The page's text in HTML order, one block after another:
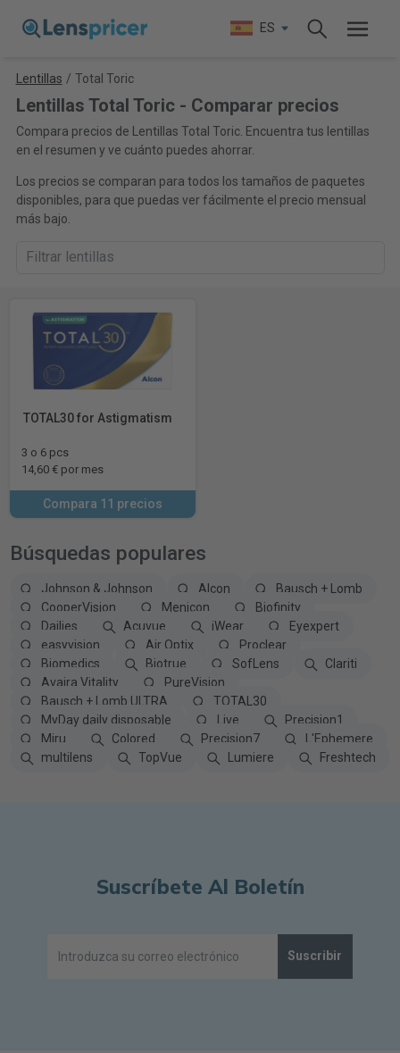
ES
Lentillas / Total Toric
Lentillas Total Toric - Comparar precios
Compara precios de Lentillas Total Toric. Encuentra tus lentillas
en el resumen y ve cuánto puedes ahorrar.
Los precios se comparan para todos los tamaños de paquetes
disponibles, para que puedas ver fácilmente el precio mensual
más bajo.
TOTAL30 for Astigmatism
3 o 6 pcs
14,60 € por mes
Compara 11 precios
Búsquedas populares
Johnson & Johnson Alcon
Bausch + Lomb
CooperVision
Menicon
Biofinity
Dailies
Acuvue iWear
Eyexpert
easyvision
Air Optix
Proclear
Biomedics
Biotrue SofLens
Clariti
Avaira Vitality
PureVision
Bausch + Lomb ULTRA
TOTAL30
MyDay daily disposable
Live
Precision1
Miru
Colored Precision7
L'Ephemere
multilens
TopVue Lumiere Freshtech
Suscríbete Al Boletín
Suscribir